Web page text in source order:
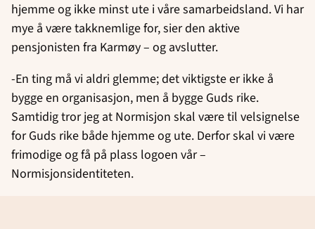
hjemme og ikke minst ute i våre samarbeidsland. Vi har
mye å være takknemlige for, sier den aktive
pensjonisten fra Karmøy – og avslutter.
-En ting må vi aldri glemme; det viktigste er ikke å
bygge en organisasjon, men å bygge Guds rike.
Samtidig tror jeg at Normisjon skal være til velsignelse
for Guds rike både hjemme og ute. Derfor skal vi være
frimodige og få på plass logoen vår –
Normisjonsidentiteten.